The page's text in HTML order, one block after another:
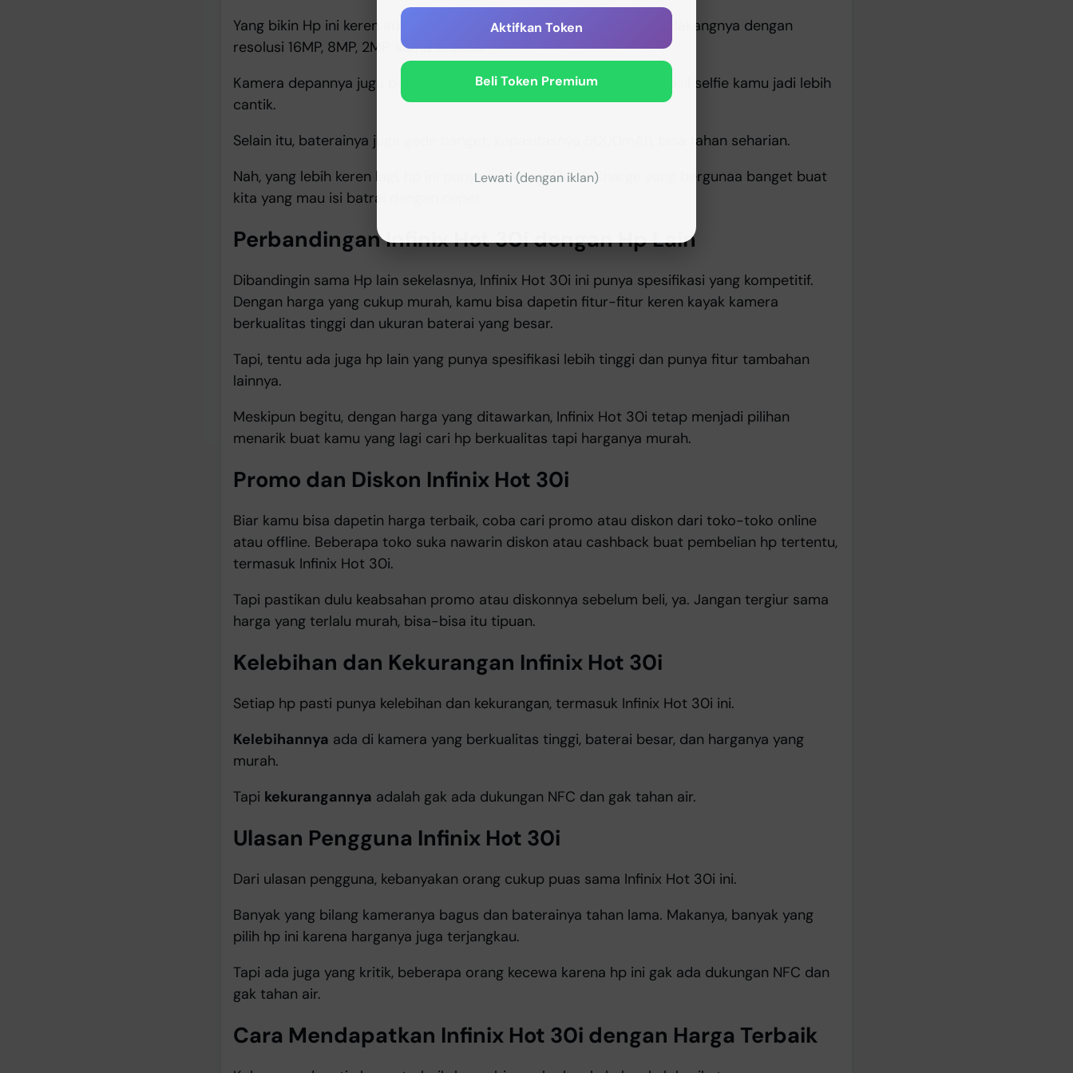
Yang bikin Hp ini keren adalah kameranya. Ada empat kamera di belakangnya dengan
resolusi 16MP, 8MP, 2MP, sama AI Lens.
Kamera depannya juga bagus, 8MP, plus ada fitur AI Beauty bikin hasil selfie kamu jadi lebih
cantik.
Selain itu, baterainya juga gede banget, kapasitasnya 5000mAh, bisa tahan seharian.
Nah, yang lebih keren lagi, hp ini punya teknologi Quick Charge yang bergunaa banget buat
kita yang mau isi batrai dengan cepet.
Perbandingan Infinix Hot 30i dengan Hp Lain
Dibandingin sama Hp lain sekelasnya, Infinix Hot 30i ini punya spesifikasi yang kompetitif.
Dengan harga yang cukup murah, kamu bisa dapetin fitur-fitur keren kayak kamera
berkualitas tinggi dan ukuran baterai yang besar.
Tapi, tentu ada juga hp lain yang punya spesifikasi lebih tinggi dan punya fitur tambahan
lainnya.
Meskipun begitu, dengan harga yang ditawarkan, Infinix Hot 30i tetap menjadi pilihan
menarik buat kamu yang lagi cari hp berkualitas tapi harganya murah.
Promo dan Diskon Infinix Hot 30i
Biar kamu bisa dapetin harga terbaik, coba cari promo atau diskon dari toko-toko online
atau offline. Beberapa toko suka nawarin diskon atau cashback buat pembelian hp tertentu,
termasuk Infinix Hot 30i.
Tapi pastikan dulu keabsahan promo atau diskonnya sebelum beli, ya. Jangan tergiur sama
harga yang terlalu murah, bisa-bisa itu tipuan.
Kelebihan dan Kekurangan Infinix Hot 30i
Setiap hp pasti punya kelebihan dan kekurangan, termasuk Infinix Hot 30i ini.
Kelebihannya ada di kamera yang berkualitas tinggi, baterai besar, dan harganya yang
murah.
Tapi kekurangannya adalah gak ada dukungan NFC dan gak tahan air.
Ulasan Pengguna Infinix Hot 30i
Dari ulasan pengguna, kebanyakan orang cukup puas sama Infinix Hot 30i ini.
Banyak yang bilang kameranya bagus dan baterainya tahan lama. Makanya, banyak yang
pilih hp ini karena harganya juga terjangkau.
Tapi ada juga yang kritik, beberapa orang kecewa karena hp ini gak ada dukungan NFC dan
gak tahan air.
Cara Mendapatkan Infinix Hot 30i dengan Harga Terbaik
Aktifkan Token
Beli Token Premium
Lewati (dengan iklan)